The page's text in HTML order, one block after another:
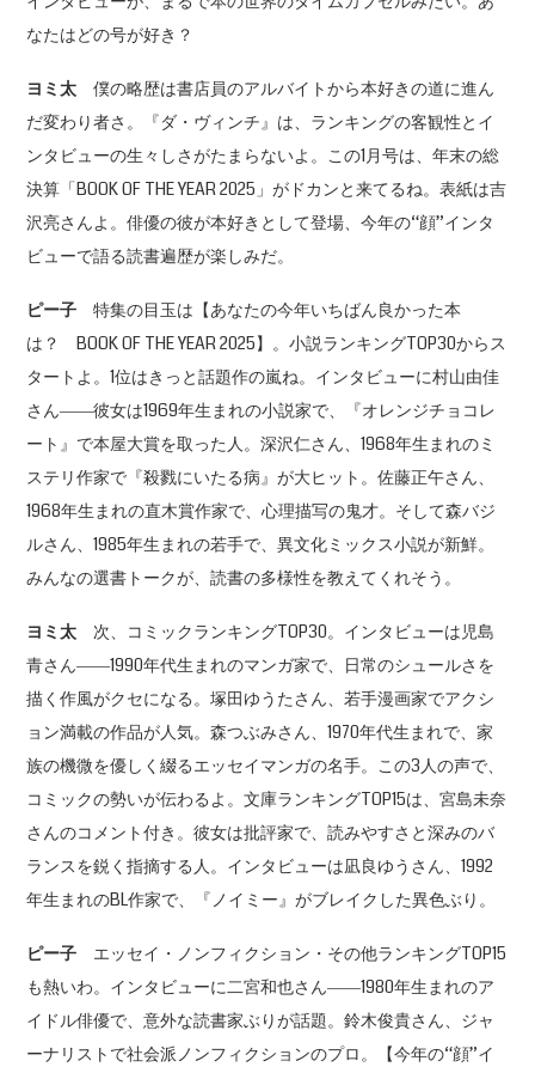
なたはどの号が好き？
ヨミ太 僕の略歴は書店員のアルバイトから本好きの道に進ん
だ変わり者さ。『ダ・ヴィンチ』は、ランキングの客観性とイ
ンタビューの生々しさがたまらないよ。この1月号は、年末の総
決算「BOOK OF THE YEAR 2025」がドカンと来てるね。表紙は吉
沢亮さんよ。俳優の彼が本好きとして登場、今年の“顔”インタ
ビューで語る読書遍歴が楽しみだ。
ピー子 特集の目玉は【あなたの今年いちばん良かった本
は？ BOOK OF THE YEAR 2025】。小説ランキングTOP30からス
タートよ。1位はきっと話題作の嵐ね。インタビューに村山由佳
さん――彼女は1969年生まれの小説家で、『オレンジチョコレ
ート』で本屋大賞を取った人。深沢仁さん、1968年生まれのミ
ステリ作家で『殺戮にいたる病』が大ヒット。佐藤正午さん、
1968年生まれの直木賞作家で、心理描写の鬼才。そして森バジ
ルさん、1985年生まれの若手で、異文化ミックス小説が新鮮。
みんなの選書トークが、読書の多様性を教えてくれそう。
ヨミ太 次、コミックランキングTOP30。インタビューは児島
青さん――1990年代生まれのマンガ家で、日常のシュールさを
描く作風がクセになる。塚田ゆうたさん、若手漫画家でアクシ
ョン満載の作品が人気。森つぶみさん、1970年代生まれで、家
族の機微を優しく綴るエッセイマンガの名手。この3人の声で、
コミックの勢いが伝わるよ。文庫ランキングTOP15は、宮島未奈
さんのコメント付き。彼女は批評家で、読みやすさと深みのバ
ランスを鋭く指摘する人。インタビューは凪良ゆうさん、1992
年生まれのBL作家で、『ノイミー』がブレイクした異色ぶり。
ピー子 エッセイ・ノンフィクション・その他ランキングTOP15
も熱いわ。インタビューに二宮和也さん――1980年生まれのア
イドル俳優で、意外な読書家ぶりが話題。鈴木俊貴さん、ジャ
ーナリストで社会派ノンフィクションのプロ。【今年の“顔”イ